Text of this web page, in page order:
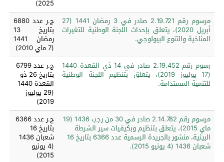
2025)
مرسوم رقم 2.19.721 صادر في 3 رمضان 1441 (27
أبريل 2020)، يتعلق بإحداث اللجنة الوطنية للتغيرات
المناخية والتنوع البيولوجي.
ج.ر عدد 6880
بتاريخ 13
رمضان 1441
(7 ماي 2010)
رسوم رقم 2.19.452 صادر في 14 ذي القعدة 1440
(17 يوليوز 2019)، يتعلق بتنظيم اللجنة الوطنية
للتنمية المستدامة.
ج.ر عدد 6799
بتاريخ 26 ذو
القعدة 1440
(29 يوليوز
2019)
مرسوم رقم 2.14.782 صادر في 30 من رجب 1436 (19
ماي 2015)، يتعلق بتنظيم وبكيفيات سير الشرطة
البيئية، منشور بالجريدة الرسمية عدد 6366 بتاريخ 16
شعبان 1436 (4 يونيو 2015).
ج.ر عدد 6366
بتاريخ 16
شعبان 1436
(4 يونيو
2015)